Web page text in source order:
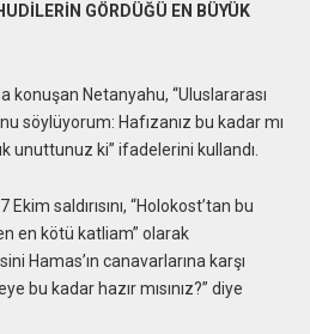
GÖRDÜĞÜ EN BÜYÜK
konuşan Netanyahu, “Uluslararası
söylüyorum: Hafızanız bu kadar mı
unuttunuz ki” ifadelerini kullandı.
saldırısını, “Holokost’tan bu
en kötü katliam” olarak
Hamas’ın canavarlarına karşı
bu kadar hazır mısınız?” diye